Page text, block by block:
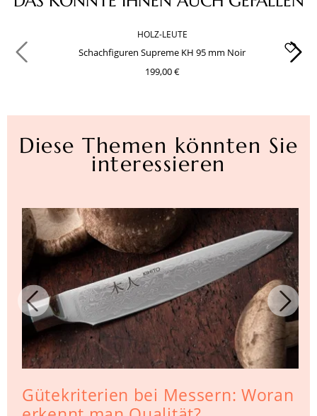
HOLZ-LEUTE
Schachfiguren Supreme KH 95 mm Noir
199,00 €
Diese Themen könnten Sie
interessieren
Gütekriterien bei Messern: Woran